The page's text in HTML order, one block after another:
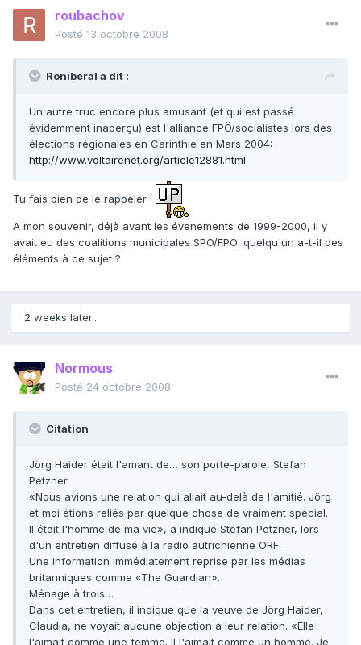
roubachov
Posté 13 octobre 2008
Roniberal a dit :
Un autre truc encore plus amusant (et qui est passé
évidemment inaperçu) est l'alliance FPÖ/socialistes lors des
élections régionales en Carinthie en Mars 2004:
http://www.voltairenet.org/article12881.html
Tu fais bien de le rappeler !
A mon souvenir, déjà avant les évenements de 1999-2000, il y
avait eu des coalitions municipales SPO/FPO: quelqu'un a-t-il des
éléments à ce sujet ?
2 weeks later...
Normous
Posté 24 octobre 2008
Citation
Jörg Haider était l'amant de… son porte-parole, Stefan
Petzner
«Nous avions une relation qui allait au-delà de l'amitié. Jörg
et moi étions reliés par quelque chose de vraiment spécial.
Il était l'homme de ma vie», a indiqué Stefan Petzner, lors
d'un entretien diffusé à la radio autrichienne ORF.
Une information immédiatement reprise par les médias
britanniques comme «The Guardian».
Ménage à trois…
Dans cet entretien, il indique que la veuve de Jörg Haider,
Claudia, ne voyait aucune objection à leur relation. «Elle
l'aimait comme une femme. Il l'aimait comme un homme. Je